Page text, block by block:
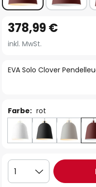
Anfang
der
springen
EVA Solo Clover
378,99 €
inkl. MwSt.
Farbe: rot
1